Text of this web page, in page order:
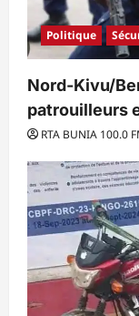
Politique
Nord-Kivu/
patrouilleurs
RTA BUNIA 100.0